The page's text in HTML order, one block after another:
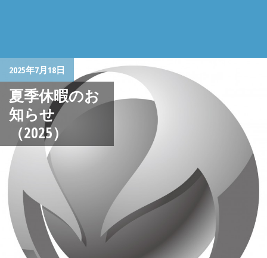
2025年7月18日
夏季休暇のお
知らせ
（2025）